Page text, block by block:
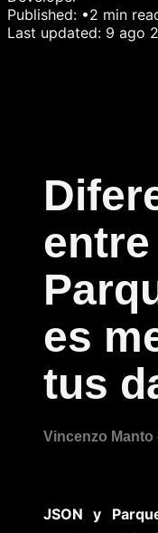
Published: •2 min
Last updated: 9 ago
es
tus
JSON y